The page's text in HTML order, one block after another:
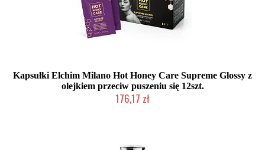
Kapsułki Elchim Milano Hot Honey Care Supreme Glossy z
olejkiem przeciw puszeniu się 12szt.
176,17 zł